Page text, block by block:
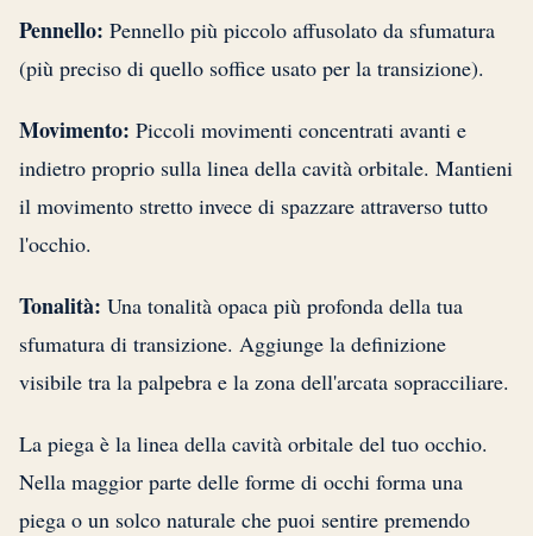
Pennello: Pennello più piccolo affusolato da sfumatura
(più preciso di quello soffice usato per la transizione).
Movimento: Piccoli movimenti concentrati avanti e
indietro proprio sulla linea della cavità orbitale. Mantieni
il movimento stretto invece di spazzare attraverso tutto
l'occhio.
Tonalità: Una tonalità opaca più profonda della tua
sfumatura di transizione. Aggiunge la definizione
visibile tra la palpebra e la zona dell'arcata sopracciliare.
La piega è la linea della cavità orbitale del tuo occhio.
Nella maggior parte delle forme di occhi forma una
piega o un solco naturale che puoi sentire premendo